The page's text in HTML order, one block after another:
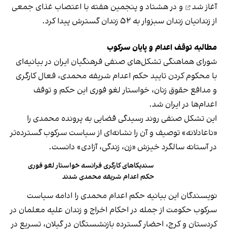
آغاز شد
و در هشتاد و پنجمین هفته با اعتصاب غذای جمعی
از زندانیان زندان سبزوار به ۵۲ زندان گسترش پیدا کرد.
مطالبه توقف اعدام و پایان سرکوب
شورای هماهنگی تشکل‌های صنفی فرهنگیان ایران در بیانیه‌ای
با محکوم‌ کردن تایید حکم اعدام شریفه محمدی، فعال کارگری
و مدافع حقوق زنان، خواستار لغو فوری این حکم و توقف
اعدام‌ها در ایران شد.
این تشکل صنفی روند رسیدگی قضایی به پرونده محمدی را
«ناعادلانه» توصیف و آن را نشانه‌ای از سیاست سرکوب گسترده‌تر
در آستانه سالگرد خیزش «زن، زندگی، آزادی» دانست.
سندیکاهای کارگری فرانسه خواستار لغو فوری
حکم اعدام شریفه محمدی شدند
نویسندگان این بیانیه حکم اعدام محمدی را ادامه سیاست
سرکوب حکومت از جمله در احکام اخراج و زندان علیه معلمان در
کردستان و کرج، احضار گسترده بازنشستگان در گیلان، تسریع در